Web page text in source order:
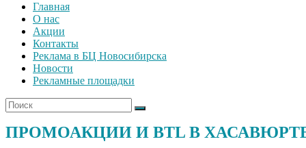
Главная
О нас
Акции
Контакты
Реклама в БЦ Новосибирска
Новости
Рекламные площадки
ПРОМОАКЦИИ И BTL В